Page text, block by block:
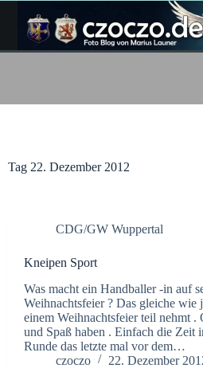
Inhalt
springen
Tag 22. Dezember 2012
CDG/GW Wuppertal
Kneipen Sport
Was macht ein Handballer -in auf
Weihnachtsfeier ? Das gleiche wie
einem Weihnachtsfeier teil nehmt .
und Spaß haben . Einfach die Zeit
Runde das letzte mal vor dem…
czoczo
22. Dezember